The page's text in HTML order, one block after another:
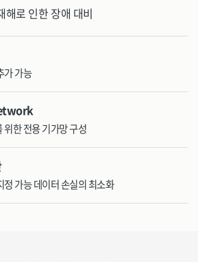
해로 인한 장애 대비
가 가능
위한 전용 기가망 구성
정 가능 데이터 손실의 최소화